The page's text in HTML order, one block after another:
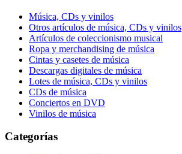
Música, CDs y vinilos
Otros artículos de música, CDs y vinilos
Artículos de coleccionismo musical
Ropa y merchandising de música
Cintas y casetes de música
Descargas digitales de música
Lotes de música, CDs y vinilos
CDs de música
Conciertos en DVD
Vinilos de música
Categorías